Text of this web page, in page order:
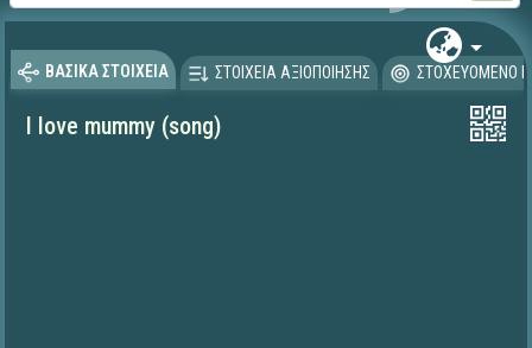
ΒΑΣΙΚΑ ΣΤΟΙΧΕΙΑ ΣΤΟΙΧΕΙΑ ΑΞΙΟΠΟΙΗΣΗΣ ΣΤΟΧΕΥΟΜΕΝΟ
I love mummy (song)